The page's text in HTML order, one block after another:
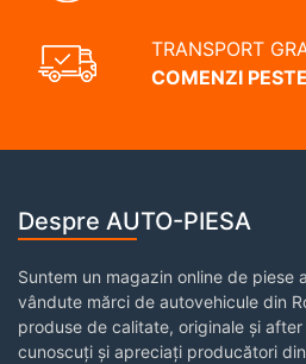
TRANSPORT
COMENZI
Despre AUTO-PIESA
Suntem un magazin online de piese
vândute mărci de autovehicule din
produse de calitate, originale și
cunoscuți și apreciați producători